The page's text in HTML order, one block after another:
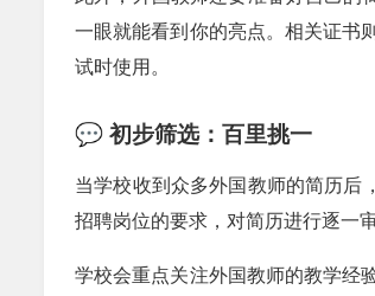
一眼就能看到你的亮点。相关证书
试时使用。
💬 初步筛选：百里挑一
当学校收到众多外国教师的简历后
招聘岗位的要求，对简历进行逐一审
学校会重点关注外国教师的教学经